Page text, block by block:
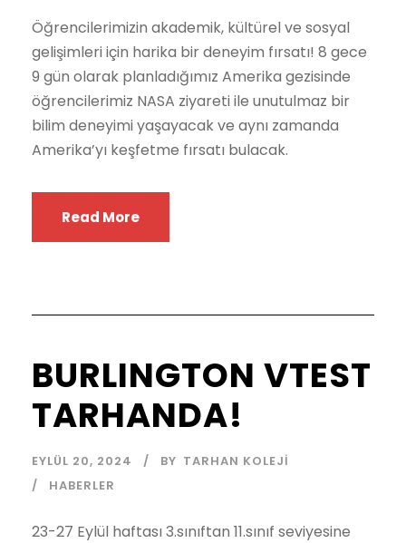
Öğrencilerimizin akademik, kültürel ve sosyal
gelişimleri için harika bir deneyim fırsatı! 8 gece
9 gün olarak planladığımız Amerika gezisinde
öğrencilerimiz NASA ziyareti ile unutulmaz bir
bilim deneyimi yaşayacak ve aynı zamanda
Amerika’yı keşfetme fırsatı bulacak.
Read More
BURLINGTON VTEST
TARHANDA!
EYLÜL 20, 2024 BY TARHAN KOLEJI
HABERLER
23-27 Eylül haftası 3.sınıftan 11.sınıf seviyesine